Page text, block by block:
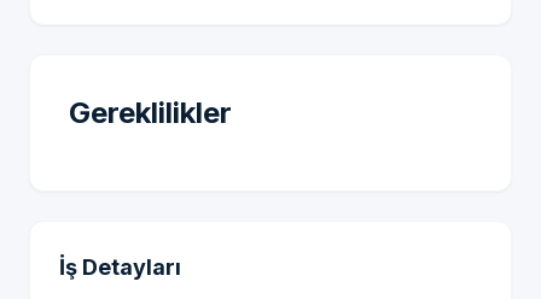
Gereklilikler
İş Detayları